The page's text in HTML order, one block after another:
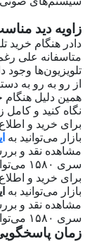
زاویه دید
دادر هنگام خرید
متاسفانه علی
تلویزیون‌ها وجود
از رو به رو به
همین دلیل هنگام
نگاه کنید و کامل
برای خرید و
بازار می‌توانید به
سری ۱۵۸۰ می‌توانید به
برای خرید و
بازار می‌توانید به
سری ۱۵۸۰ می‌توانید به
زمان